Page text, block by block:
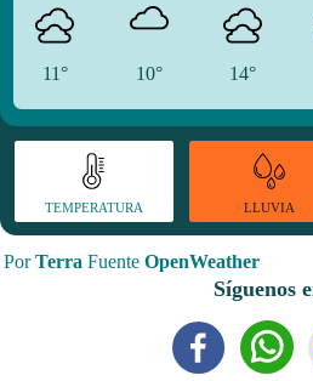
11° 10° 14°
TEMPERATURA LLUVIA
PorTerra Fuente OpenWeather
Síguenos